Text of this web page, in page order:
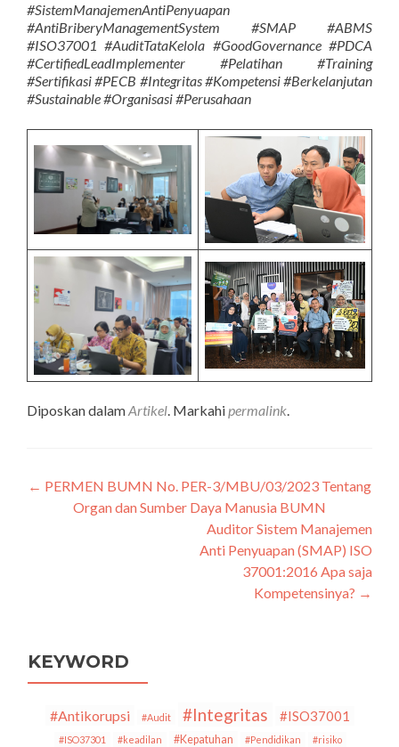
#SistemManajemenAntiPenyuapan
#AntiBriberyManagementSystem #SMAP #ABMS
#ISO37001 #AuditTataKelola #GoodGovernance #PDCA
#CertifiedLeadImplementer #Pelatihan #Training
#Sertifikasi #PECB #Integritas #Kompetensi #Berkelanjutan
#Sustainable #Organisasi #Perusahaan
Diposkan dalamArtikel. Markahipermalink.
Navigasi
← PERMEN BUMN No. PER-3/MBU/03/2023 Tentang
Organ dan Sumber Daya Manusia BUMN
Auditor Sistem Manajemen
Anti Penyuapan (SMAP) ISO
37001:2016 Apa saja
Kompetensinya? →
KEYWORD
#Antikorupsi #Audit #Integritas #ISO37001
#ISO37301 #keadilan #Kepatuhan #Pendidikan #risiko